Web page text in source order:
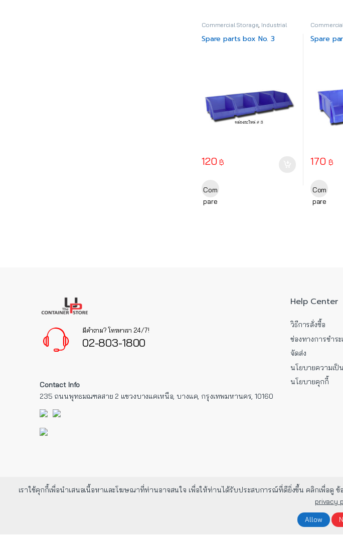
เราใช้คุกกี้เพื่อนำเสนอเนื้อหาและโฆษณาที่ท่านอาจสนใจ เพื่อให้ท่านได้รับประสบการณ์ที่ดียิ่งขึ้น คลิกเพื่อดู
privacy
Allow
Commercial Storage, Industrial
Spare parts box No. 3
120 ฿
Com
pare
Spare
170 ฿
Com
pare
มีคำถาม? โทรหาเรา 24/7!
02-803-1800
Contact Info
235 ถนนพุทธมณฑลสาย 2 แขวงบางแคเหนือ, บางแค, กรุงเทพมหานคร, 10160
Help Center
วิธีการสั่งซื้อ
ช่องทางการชำระ
จัดส่ง
นโยบายความเป็
นโยบายคุกกี้